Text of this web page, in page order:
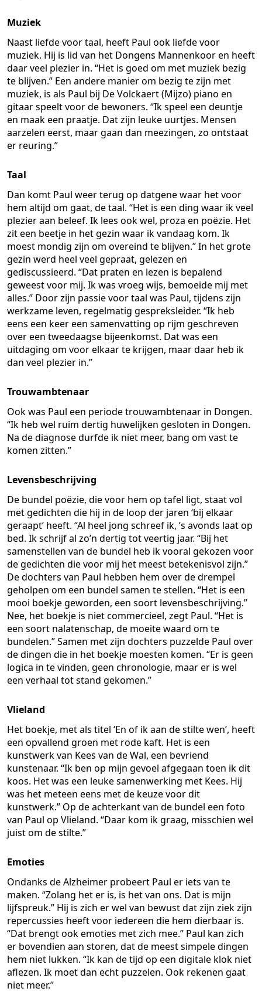
Muziek
Naast liefde voor taal, heeft Paul ook liefde voor
muziek. Hij is lid van het Dongens Mannenkoor en heeft
daar veel plezier in. “Het is goed om met muziek bezig
te blijven.” Een andere manier om bezig te zijn met
muziek, is als Paul bij De Volckaert (Mijzo) piano en
gitaar speelt voor de bewoners. “Ik speel een deuntje
en maak een praatje. Dat zijn leuke uurtjes. Mensen
aarzelen eerst, maar gaan dan meezingen, zo ontstaat
er reuring.”
Taal
Dan komt Paul weer terug op datgene waar het voor
hem altijd om gaat, de taal. “Het is een ding waar ik veel
plezier aan beleef. Ik lees ook wel, proza en poëzie. Het
zit een beetje in het gezin waar ik vandaag kom. Ik
moest mondig zijn om overeind te blijven.” In het grote
gezin werd heel veel gepraat, gelezen en
gediscussieerd. “Dat praten en lezen is bepalend
geweest voor mij. Ik was vroeg wijs, bemoeide mij met
alles.” Door zijn passie voor taal was Paul, tijdens zijn
werkzame leven, regelmatig gespreksleider. “Ik heb
eens een keer een samenvatting op rijm geschreven
over een tweedaagse bijeenkomst. Dat was een
uitdaging om voor elkaar te krijgen, maar daar heb ik
dan veel plezier in.”
Trouwambtenaar
Ook was Paul een periode trouwambtenaar in Dongen.
“Ik heb wel ruim dertig huwelijken gesloten in Dongen.
Na de diagnose durfde ik niet meer, bang om vast te
komen zitten.”
Levensbeschrijving
De bundel poëzie, die voor hem op tafel ligt, staat vol
met gedichten die hij in de loop der jaren ‘bij elkaar
geraapt’ heeft. “Al heel jong schreef ik, ’s avonds laat op
bed. Ik schrijf al zo’n dertig tot veertig jaar. “Bij het
samenstellen van de bundel heb ik vooral gekozen voor
de gedichten die voor mij het meest betekenisvol zijn.”
De dochters van Paul hebben hem over de drempel
geholpen om een bundel samen te stellen. “Het is een
mooi boekje geworden, een soort levensbeschrijving.”
Nee, het boekje is niet commercieel, zegt Paul. “Het is
een soort nalatenschap, de moeite waard om te
bundelen.” Samen met zijn dochters puzzelde Paul over
de dingen die in het boekje moesten komen. “Er is geen
logica in te vinden, geen chronologie, maar er is wel
een verhaal tot stand gekomen.”
Vlieland
Het boekje, met als titel ‘En of ik aan de stilte wen’, heeft
een opvallend groen met rode kaft. Het is een
kunstwerk van Kees van de Wal, een bevriend
kunstenaar. “Ik ben op mijn gevoel afgegaan toen ik dit
koos. Het was een leuke samenwerking met Kees. Hij
was het meteen eens met de keuze voor dit
kunstwerk.” Op de achterkant van de bundel een foto
van Paul op Vlieland. “Daar kom ik graag, misschien wel
juist om de stilte.”
Emoties
Ondanks de Alzheimer probeert Paul er iets van te
maken. “Zolang het er is, is het van ons. Dat is mijn
lijfspreuk.” Hij is zich er wel van bewust dat zijn ziek zijn
repercussies heeft voor iedereen die hem dierbaar is.
“Dat brengt ook emoties met zich mee.” Paul kan zich
er bovendien aan storen, dat de meest simpele dingen
hem niet lukken. “Ik kan de tijd op een digitale klok niet
aflezen. Ik moet dan echt puzzelen. Ook rekenen gaat
niet meer.”